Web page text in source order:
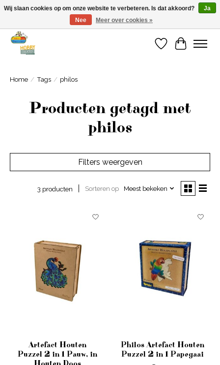
Welkom bij Cadeauhuis Wageningen
Verlanglijst
Home / Tags / philos
Producten getagd met
philos
Filters weergeven
3 producten Sorteren op Meest bekeken
Artefact Houten
Puzzel 2 in 1 Pauw, in
Philos Artefact Houten
Puzzel 2 in 1 Papegaai
Wij slaan cookies op om onze website te verbeteren. Is dat akkoord?
Ja
Nee
Meer over cookies »